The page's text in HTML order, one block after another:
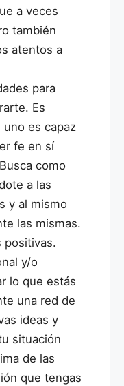
a veces
también
atentos a
para
Es
es capaz
fe en sí
como
a las
y al mismo
las mismas.
positivas.
y/o
lo que estás
una red de
ideas y
situación
de las
que tengas